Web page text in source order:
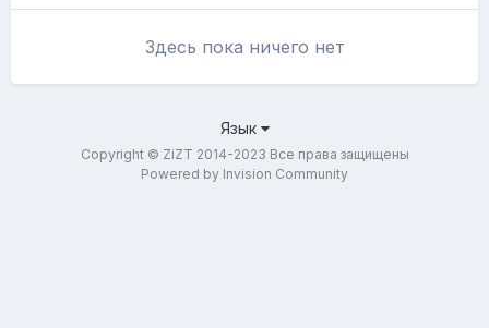
Здесь пока ничего нет
Язык
Copyright © ZiZT 2014-2023 Все права защищены
Powered by Invision Community